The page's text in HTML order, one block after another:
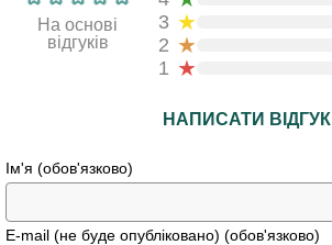
На основі
відгуків
3 ★
2 ★
1 ★
НАПИСАТИ ВІДГУК
Ім'я (обов'язково)
E-mail (не буде опубліковано) (обов'язково)